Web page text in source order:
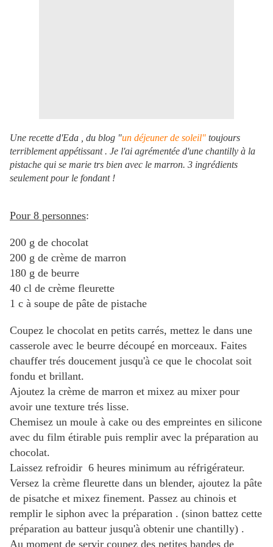
Une recette d'Eda , du blog "un déjeuner de soleil" toujours
terriblement appétissant . Je l'ai agrémentée d'une chantilly à la
pistache qui se marie trs bien avec le marron. 3 ingrédients
seulement pour le fondant !
Pour 8 personnes:
200 g de chocolat
200 g de crème de marron
180 g de beurre
40 cl de crème fleurette
1 c à soupe de pâte de pistache
Coupez le chocolat en petits carrés, mettez le dans une
casserole avec le beurre découpé en morceaux. Faites
chauffer trés doucement jusqu'à ce que le chocolat soit
fondu et brillant.
Ajoutez la crème de marron et mixez au mixer pour
avoir une texture trés lisse.
Chemisez un moule à cake ou des empreintes en silicone
avec du film étirable puis remplir avec la préparation au
chocolat.
Laissez refroidir 6 heures minimum au réfrigérateur.
Versez la crème fleurette dans un blender, ajoutez la pâte
de pisatche et mixez finement. Passez au chinois et
remplir le siphon avec la préparation . (sinon battez cette
préparation au batteur jusqu'à obtenir une chantilly) .
Au moment de servir coupez des petites bandes de